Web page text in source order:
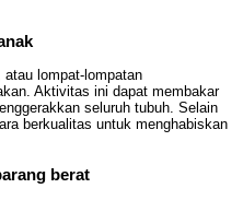
atau lompat-lompatan
Aktivitas ini dapat membakar
seluruh tubuh. Selain
berkualitas untuk menghabiskan
berat